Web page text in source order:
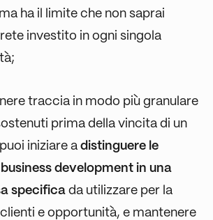
ha il limite che non saprai
investito in ogni singola
traccia in modo più granulare
prima della vincita di un
iniziare a distinguere le
development in una
specifica da utilizzare per la
e opportunità, e mantenere